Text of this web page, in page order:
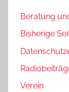
Beratung
Bisherige
Verein